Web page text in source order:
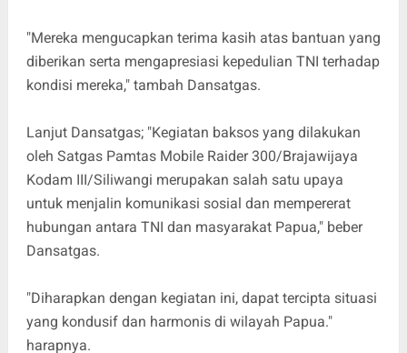
"Mereka mengucapkan terima kasih atas bantuan yang
diberikan serta mengapresiasi kepedulian TNI terhadap
kondisi mereka," tambah Dansatgas.
Lanjut Dansatgas; "Kegiatan baksos yang dilakukan
oleh Satgas Pamtas Mobile Raider 300/Brajawijaya
Kodam III/Siliwangi merupakan salah satu upaya
untuk menjalin komunikasi sosial dan mempererat
hubungan antara TNI dan masyarakat Papua," beber
Dansatgas.
"Diharapkan dengan kegiatan ini, dapat tercipta situasi
yang kondusif dan harmonis di wilayah Papua."
harapnya.